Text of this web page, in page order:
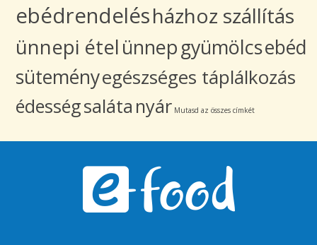
ebédrendelésházhoz szállítás
ünnepi ételünnepgyümölcsebéd
süteményegészséges táplálkozás
édességsaláta nyár Mutasd az összes címkét